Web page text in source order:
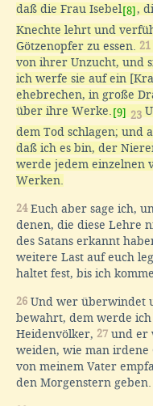
daß die Frau Isebel [8],
Knechte lehrt und
Götzenopfer zu essen. 21
von ihrer Unzucht, und
ich werfe sie auf ein
ehebrechen, in große
über ihre Werke. [9] 23
dem Tod schlagen; und
daß ich es bin, der
werde jedem einzelnen
Werken.
24Euch aber sage ich,
denen, die diese Lehre
des Satans erkannt
weitere Last auf euch
haltet fest, bis ich
26 Und wer überwindet
bewahrt, dem werde
Heidenvölker, 27 und er
weiden, wie man irdene
von meinem Vater
den Morgenstern geben.